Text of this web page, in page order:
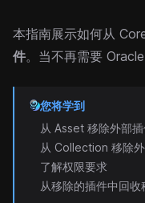
本指南展示如何从
件。当不再需要
您将学到
从 Asset 移除外部
从 Collection 移除
了解权限要求
从移除的插件中回收